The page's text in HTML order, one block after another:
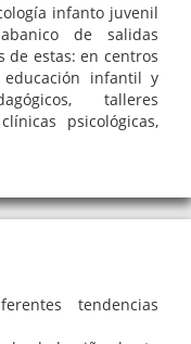
infanto juvenil
de salidas
de estas: en centros
infantil y
talleres
psicológicas,
tendencias